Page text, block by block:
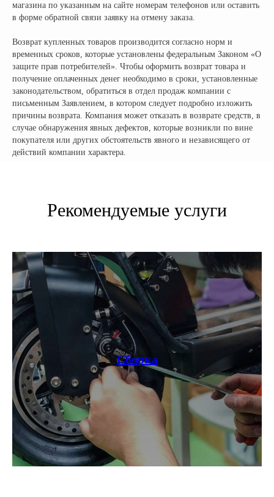
магазина по указанным на сайте номерам телефонов или оставить
в форме обратной связи заявку на отмену заказа.
Возврат купленных товаров производится согласно норм и
временных сроков, которые установлены федеральным Законом «О
защите прав потребителей». Чтобы оформить возврат товара и
получение оплаченных денег необходимо в сроки, установленные
законодательством, обратиться в отдел продаж компании с
письменным Заявлением, в котором следует подробно изложить
причины возврата. Компания может отказать в возврате средств, в
случае обнаружения явных дефектов, которые возникли по вине
покупателя или других обстоятельств явного и независящего от
действий компании характера.
Рекомендуемые услуги
Сборка
Гражданского кодекса РФ.